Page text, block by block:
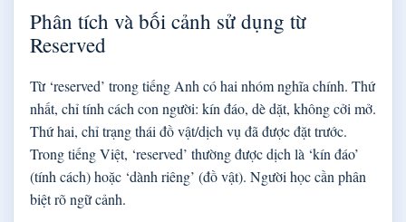
Phân tích và bối cảnh sử dụng từ
Reserved
Từ ‘reserved’ trong tiếng Anh có hai nhóm nghĩa chính. Thứ
nhất, chỉ tính cách con người: kín đáo, dè dặt, không cởi mở.
Thứ hai, chỉ trạng thái đồ vật/dịch vụ đã được đặt trước.
Trong tiếng Việt, ‘reserved’ thường được dịch là ‘kín đáo’
(tính cách) hoặc ‘dành riêng’ (đồ vật). Người học cần phân
biệt rõ ngữ cảnh.